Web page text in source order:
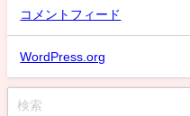
コメントフィード
WordPress.org